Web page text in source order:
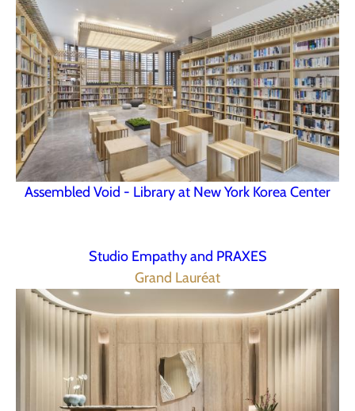
Assembled Void - Library at New York Korea Center
Studio Empathy and PRAXES
Grand Lauréat